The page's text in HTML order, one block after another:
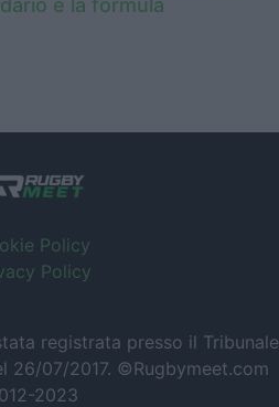
e la formula
Policy
Policy
registrata presso il Tribunale
26/07/2017. ©Rugbymeet.com
2023